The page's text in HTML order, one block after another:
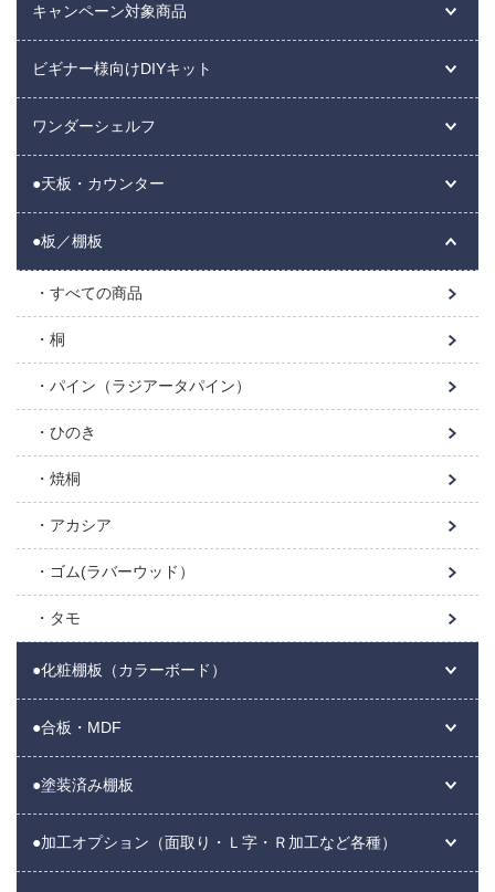
キャンペーン対象商品
ビギナー様向けDIYキット
ワンダーシェルフ
●天板・カウンター
●板／棚板
すべての商品
桐
パイン（ラジアータパイン）
ひのき
焼桐
アカシア
ゴム(ラバーウッド）
タモ
●化粧棚板（カラーボード）
●合板・MDF
●塗装済み棚板
●加工オプション（面取り・Ｌ字・Ｒ加工など各種）